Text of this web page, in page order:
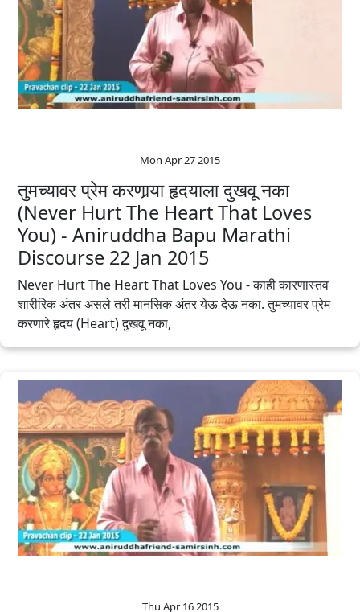
Mon Apr 27 2015
तुमच्यावर प्रेम करणार्‍या हृदयाला दुखवू नका
(Never Hurt The Heart That Loves
You) - Aniruddha Bapu‬ ‪Marathi‬
Discourse 22 Jan 2015
Never Hurt The Heart That Loves You - काही कारणास्तव
शारीरिक अंतर असले तरी मानसिक अंतर येऊ देऊ नका. तुमच्यावर प्रेम
करणारे हृदय (Heart) दुखवू नका,
Thu Apr 16 2015